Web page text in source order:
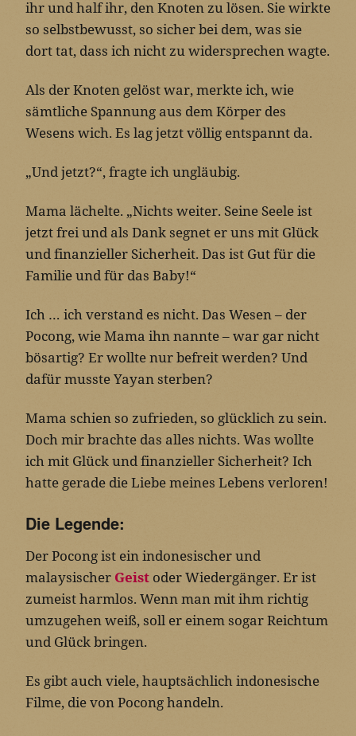
ihr und half ihr, den Knoten zu lösen. Sie wirkte
so selbstbewusst, so sicher bei dem, was sie
dort tat, dass ich nicht zu widersprechen wagte.
Als der Knoten gelöst war, merkte ich, wie
sämtliche Spannung aus dem Körper des
Wesens wich. Es lag jetzt völlig entspannt da.
„Und jetzt?“, fragte ich ungläubig.
Mama lächelte. „Nichts weiter. Seine Seele ist
jetzt frei und als Dank segnet er uns mit Glück
und finanzieller Sicherheit. Das ist Gut für die
Familie und für das Baby!“
Ich … ich verstand es nicht. Das Wesen – der
Pocong, wie Mama ihn nannte – war gar nicht
bösartig? Er wollte nur befreit werden? Und
dafür musste Yayan sterben?
Mama schien so zufrieden, so glücklich zu sein.
Doch mir brachte das alles nichts. Was wollte
ich mit Glück und finanzieller Sicherheit? Ich
hatte gerade die Liebe meines Lebens verloren!
Die Legende:
Der Pocong ist ein indonesischer und
malaysischer Geist oder Wiedergänger. Er ist
zumeist harmlos. Wenn man mit ihm richtig
umzugehen weiß, soll er einem sogar Reichtum
und Glück bringen.
Es gibt auch viele, hauptsächlich indonesische
Filme, die von Pocong handeln.